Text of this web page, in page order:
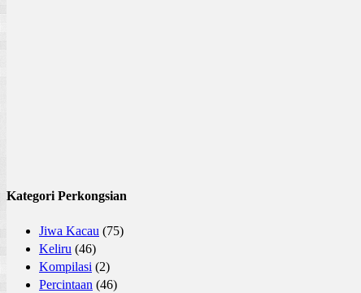
Kategori Perkongsian
Jiwa Kacau (75)
Keliru (46)
Kompilasi (2)
Percintaan (46)